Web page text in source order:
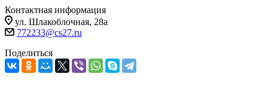
Контактная информация
ул. Шлакоблочная, 28а
772233@cs27.ru
Поделиться